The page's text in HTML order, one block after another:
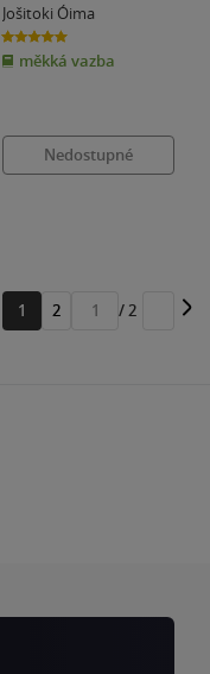
Jošitoki Óima
5.0
z
5
hvězdiček
měkká vazba
Nedostupné
1 2
Přejít
/ 2